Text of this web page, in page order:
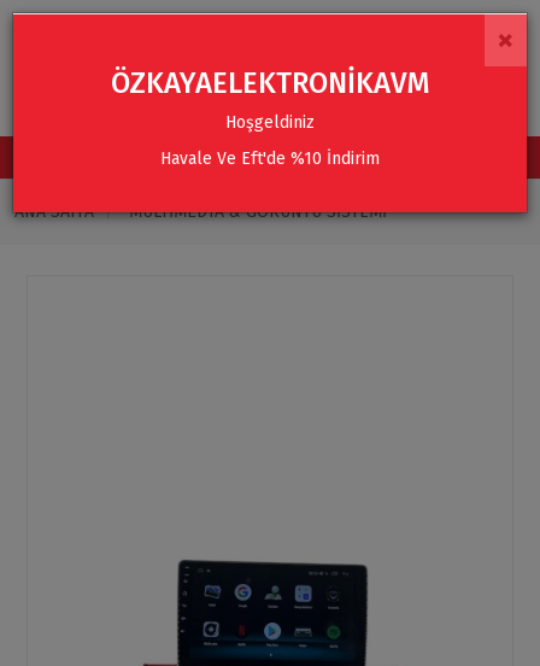
TÜM KATEGORİLER
ANA SAYFA MULTIMEDYA & GÖRÜNTÜ SISTEMI
×
ÖZKAYAELEKTRONİKAVM
Hoşgeldiniz
Havale Ve Eft'de %10 İndirim